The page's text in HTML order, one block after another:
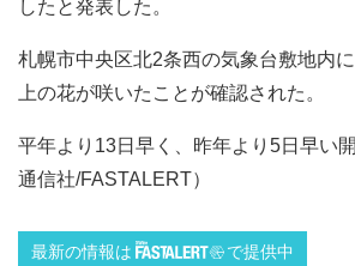
したと発表した。
札幌市中央区北2条西の気象台敷地内
上の花が咲いたことが確認された。
平年より13日早く、昨年より5日早い
通信社/FASTALERT）
最新の情報は で提供中